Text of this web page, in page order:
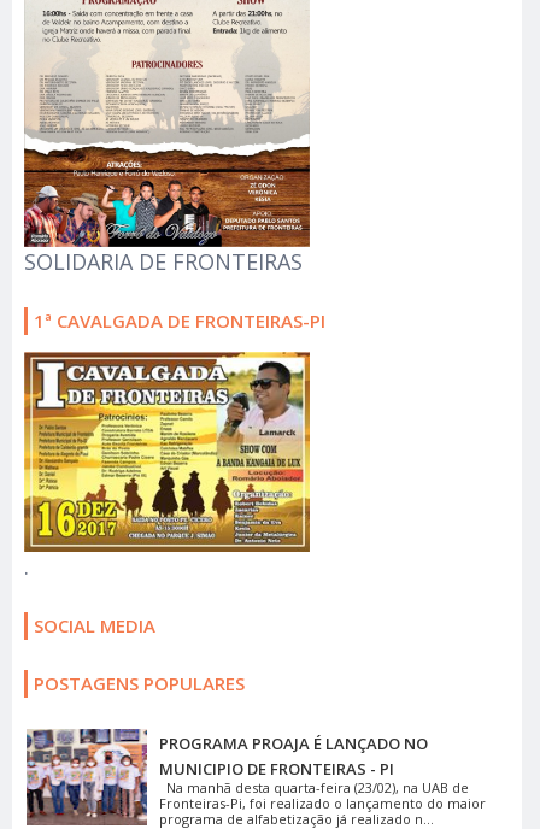
SOLIDARIA DE FRONTEIRAS
1ª CAVALGADA DE FRONTEIRAS-PI
.
SOCIAL MEDIA
POSTAGENS POPULARES
PROGRAMA PROAJA É LANÇADO NO
MUNICIPIO DE FRONTEIRAS - PI
Na manhã desta quarta-feira (23/02), na UAB de
Fronteiras-Pi, foi realizado o lançamento do maior
programa de alfabetização já realizado n...